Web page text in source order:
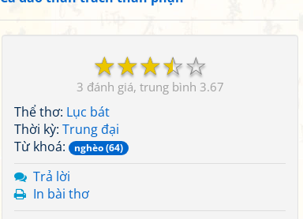
☆
☆
☆
☆
☆
3 3.67
Thể thơ: Lục bát
Thời kỳ: Trung đại
Từ khoá:
nghèo (64)
Trả lời
In bài thơ